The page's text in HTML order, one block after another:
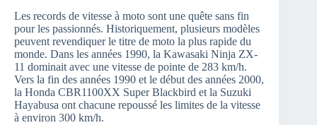
Les records de vitesse à moto sont une quête sans fin
pour les passionnés. Historiquement, plusieurs modèles
peuvent revendiquer le titre de moto la plus rapide du
monde. Dans les années 1990, la Kawasaki Ninja ZX-
11 dominait avec une vitesse de pointe de 283 km/h.
Vers la fin des années 1990 et le début des années 2000,
la Honda CBR1100XX Super Blackbird et la Suzuki
Hayabusa ont chacune repoussé les limites de la vitesse
à environ 300 km/h.